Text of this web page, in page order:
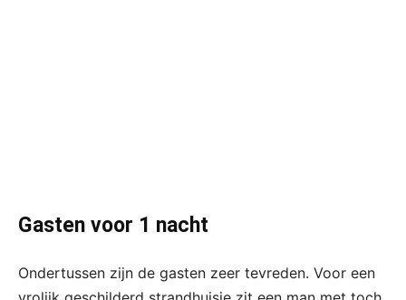
Gasten voor 1 nacht
Ondertussen zijn de gasten zeer tevreden. Voor een